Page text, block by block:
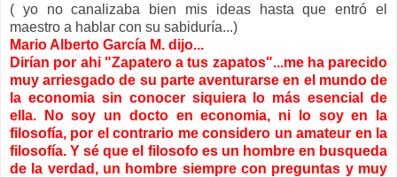
( yo no canalizaba bien mis ideas hasta que entró el
maestro a hablar con su sabiduría...)
Mario Alberto García M. dijo...
Dirían por ahi "Zapatero a tus zapatos"...me ha parecido
muy arriesgado de su parte aventurarse en el mundo de
la economia sin conocer siquiera lo más esencial de
ella. No soy un docto en economia, ni lo soy en la
filosofía, por el contrario me considero un amateur en la
filosofía. Y sé que el filosofo es un hombre en busqueda
de la verdad, un hombre siempre con preguntas y muy